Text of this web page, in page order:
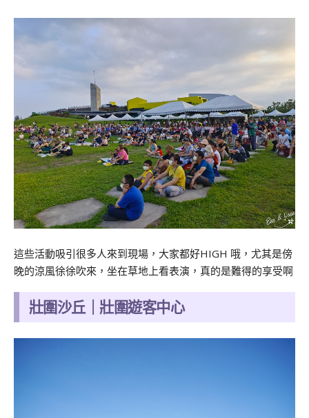
這些活動吸引很多人來到現場，大家都好HIGH 哦，尤其是傍
晚的涼風徐徐吹來，坐在草地上看表演，真的是難得的享受啊
壯圍沙丘｜壯圍遊客中心